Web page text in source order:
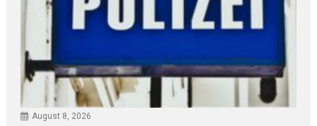
August 8, 2026